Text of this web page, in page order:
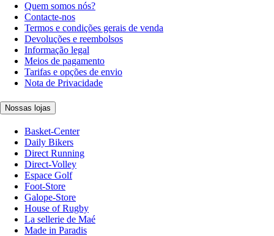
Quem somos nós?
Contacte-nos
Termos e condições gerais de venda
Devoluções e reembolsos
Informação legal
Meios de pagamento
Tarifas e opções de envio
Nota de Privacidade
Nossas lojas
Basket-Center
Daily Bikers
Direct Running
Direct-Volley
Espace Golf
Foot-Store
Galope-Store
House of Rugby
La sellerie de Maé
Made in Paradis